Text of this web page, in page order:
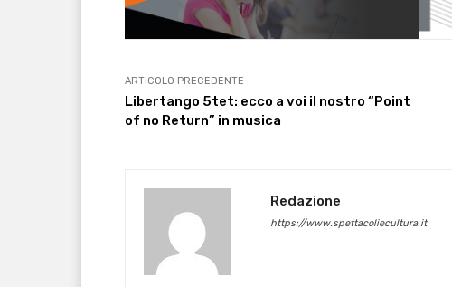
ARTICOLO PRECEDENTE
Libertango 5tet: ecco a voi il nostro “Point
of no Return” in musica
Redazione
https://www.spettacoliecultura.it